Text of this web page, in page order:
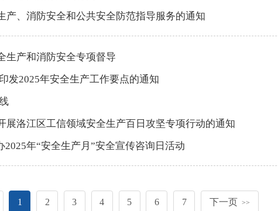
产、消防安全和公共安全防范指导服务的通知
生产和消防安全专项督导
发2025年安全生产工作要点的通知
展洛江区工信领域安全生产百日攻坚专项行动的通知
2025年“安全生产月”安全宣传咨询日活动
1 2 3 4 5 6 7 下一页 >>